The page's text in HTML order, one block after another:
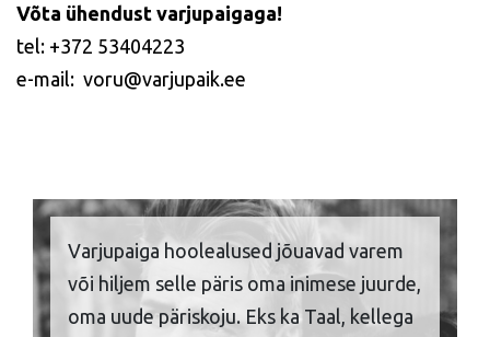
Võta ühendust varjupaigaga!
tel: +372 53404223
e-mail: voru@varjupaik.ee
Varjupaiga hoolealused jõuavad varem
või hiljem selle päris oma inimese juurde,
oma uude päriskoju. Eks ka Taal, kellega